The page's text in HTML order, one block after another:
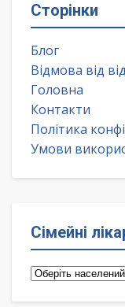
Сторінки
Блог
Відмова від
Головна
Контакти
Політика
Умови
Сімейні
Сімейні